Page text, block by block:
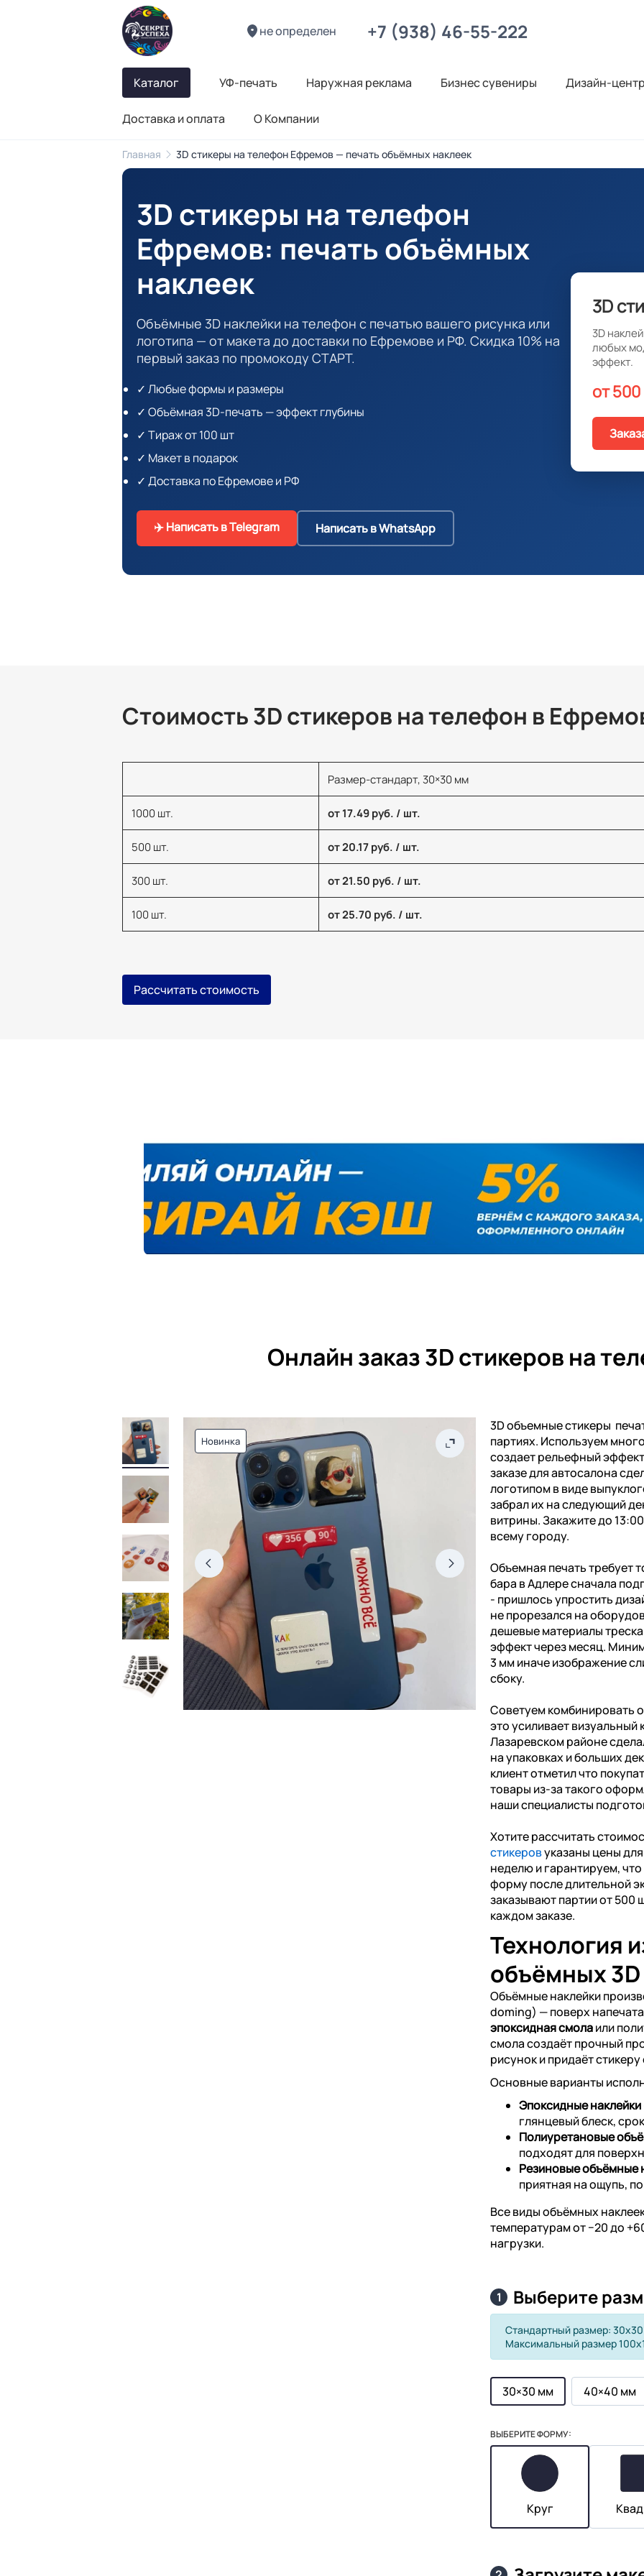
не определен +7 (938) 46-55-222
Каталог УФ-печать Наружная реклама Бизнес сувениры Дизайн-
Доставка и оплата О Компании
Главная 3D стикеры на телефон Ефремов — печать объёмных наклеек
3D стикеры на телефон
Ефремов: печать объёмных
наклеек
Объёмные 3D наклейки на телефон с печатью вашего рисунка или
логотипа — от макета до доставки по Ефремове и РФ. Скидка 10% на
первый заказ по промокоду СТАРТ.
✓ Любые формы и размеры
✓ Объёмная 3D-печать — эффект глубины
✓ Тираж от 100 шт
✓ Макет в подарок
✓ Доставка по Ефремове и РФ
✈️ Написать в Telegram Написать в WhatsApp
3D
3D
любых
эффект.
от
Стоимость 3D стикеров на телефон в
Размер-стандарт, 30×30 мм
1000 шт. от 17.49 руб. / шт.
500 шт. от 20.17 руб. / шт.
300 шт. от 21.50 руб. / шт.
100 шт. от 25.70 руб. / шт.
Рассчитать стоимость
Онлайн заказ 3D стикеров на
Новинка
3D объемные стикеры
партиях. Используем
создает рельефный
заказе для автосалона
логотипом в виде
забрал их на следующий
витрины. Закажите до
всему городу.
Объемная печать требует
бара в Адлере сначала
- пришлось упростить
не прорезался на
дешевые материалы
эффект через месяц.
3 мм иначе изображение
сбоку.
Советуем комбинировать
это усиливает
Лазаревском районе
на упаковках и больших
клиент отметил что
товары из-за такого
наши специалисты
Хотите рассчитать
стикеровуказаны цены
неделю и гарантируем,
форму после длительной
заказывают партии от 500
каждом заказе.
Технология
объёмных
Объёмные наклейки
doming) — поверх
эпоксидная смолаили
смола создаёт прочный
рисунок и придаёт
Основные варианты
Эпоксидные наклейки
глянцевый блеск,
Полиуретановые
подходят для
Резиновые объёмные
приятная на ощупь,
Все виды объёмных
температурам от −20 до
нагрузки.
1 Выберите
Стандартный размер:
Максимальный размер
30×30 мм 40×40 мм
ВЫБЕРИТЕ ФОРМУ:
Круг